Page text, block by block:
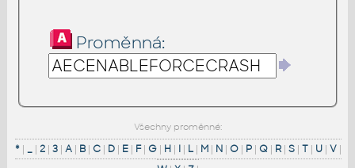
Proměnná:
Všechny proměnné:
*| _| 2| 3| A| B| C| D| E| F| G| H | I| L| M| N| O| P| Q| R| S| T| U| V|